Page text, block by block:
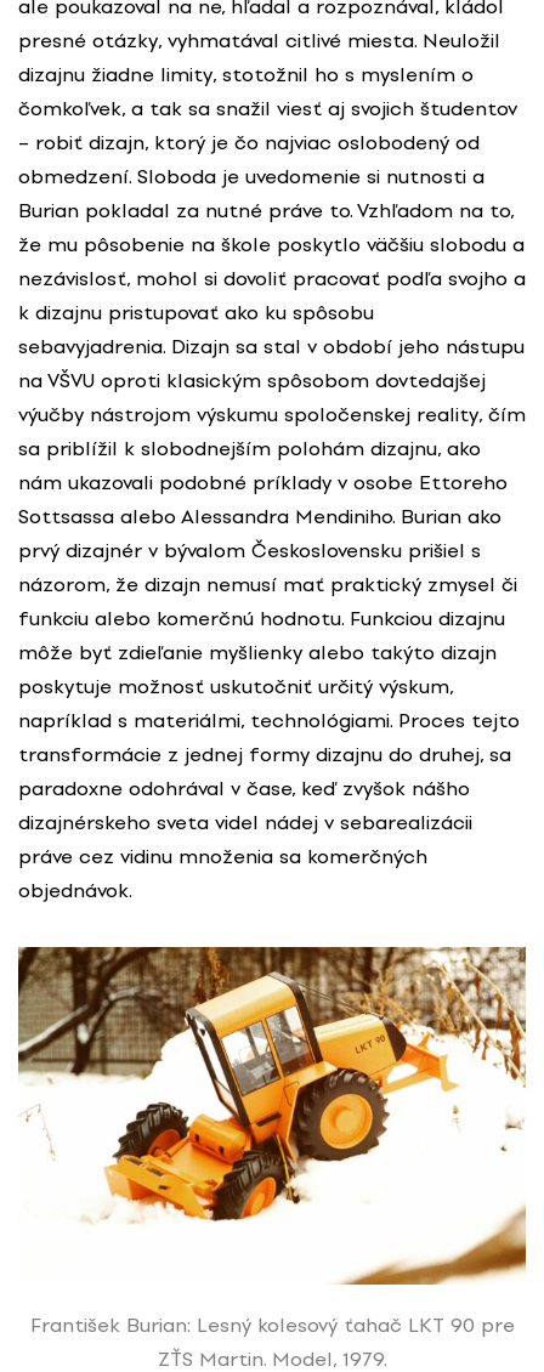
ale poukazoval na ne, hľadal a rozpoznával, kládol
presné otázky, vyhmatával citlivé miesta. Neuložil
dizajnu žiadne limity, stotožnil ho s myslením o
čomkoľvek, a tak sa snažil viesť aj svojich študentov
– robiť dizajn, ktorý je čo najviac oslobodený od
obmedzení. Sloboda je uvedomenie si nutnosti a
Burian pokladal za nutné práve to. Vzhľadom na to,
že mu pôsobenie na škole poskytlo väčšiu slobodu a
nezávislosť, mohol si dovoliť pracovať podľa svojho a
k dizajnu pristupovať ako ku spôsobu
sebavyjadrenia. Dizajn sa stal v období jeho nástupu
na VŠVU oproti klasickým spôsobom dovtedajšej
výučby nástrojom výskumu spoločenskej reality, čím
sa priblížil k slobodnejším polohám dizajnu, ako
nám ukazovali podobné príklady v osobe Ettoreho
Sottsassa alebo Alessandra Mendiniho. Burian ako
prvý dizajnér v bývalom Československu prišiel s
názorom, že dizajn nemusí mať praktický zmysel či
funkciu alebo komerčnú hodnotu. Funkciou dizajnu
môže byť zdieľanie myšlienky alebo takýto dizajn
poskytuje možnosť uskutočniť určitý výskum,
napríklad s materiálmi, technológiami. Proces tejto
transformácie z jednej formy dizajnu do druhej, sa
paradoxne odohrával v čase, keď zvyšok nášho
dizajnérskeho sveta videl nádej v sebarealizácii
práve cez vidinu množenia sa komerčných
objednávok.
František Burian: Lesný kolesový ťahač LKT 90 pre
ZŤS Martin. Model, 1979.